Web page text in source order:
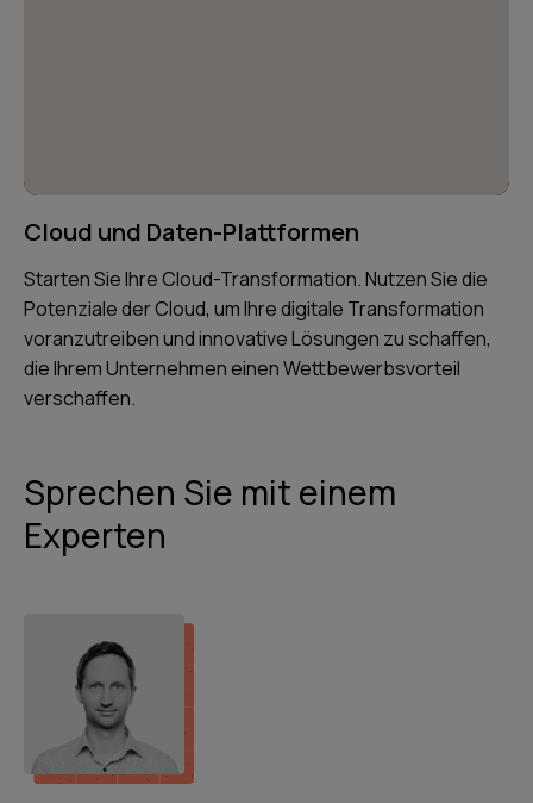
Cloud und Daten-Plattformen
Starten Sie Ihre Cloud-Transformation. Nutzen Sie die
Potenziale der Cloud, um Ihre digitale Transformation
voranzutreiben und innovative Lösungen zu schaffen,
die Ihrem Unternehmen einen Wettbewerbsvorteil
verschaffen.
Sprechen Sie mit einem
Experten